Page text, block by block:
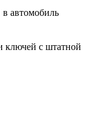
автомобиль
ключей с штатной